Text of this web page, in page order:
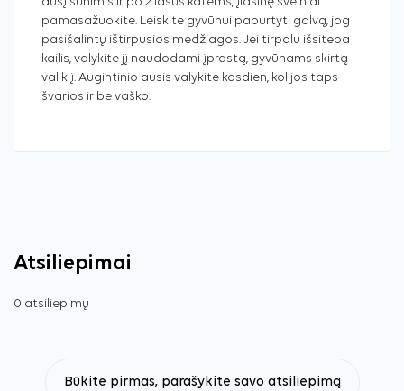
pamasažuokite. Leiskite gyvūnui papurtyti galvą, jog
pasišalintų ištirpusios medžiagos. Jei tirpalu išsitepa
kailis, valykite jį naudodami įprastą, gyvūnams skirtą
valiklį. Augintinio ausis valykite kasdien, kol jos taps
švarios ir be vaško.
Atsiliepimai
0 atsiliepimų
Būkite pirmas, parašykite savo atsiliepimą